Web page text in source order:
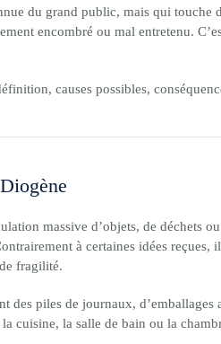
du grand public, mais qui
encombré ou mal entretenu.
causes possibles,
massive d’objets, de déchets
à certaines idées
fragilité.
piles de journaux,
cuisine, la salle de bain ou la